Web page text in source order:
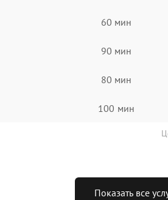
60 мин
90 мин
80 мин
100 мин
Показать все